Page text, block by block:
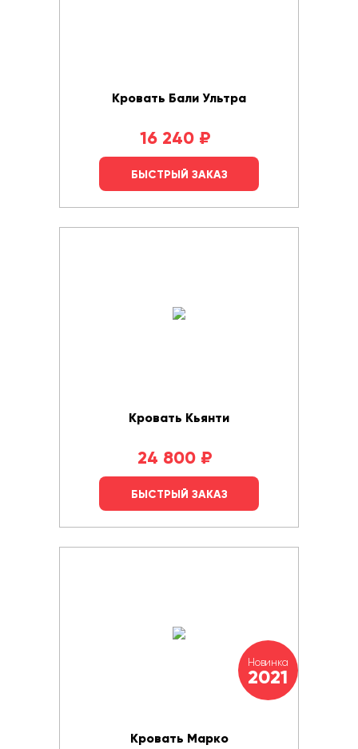
Кровать Бали Ультра
16 240 ₽
БЫСТРЫЙ ЗАКАЗ
Кровать Кьянти
24 800 ₽
БЫСТРЫЙ ЗАКАЗ
Новинка
2021
Кровать Марко